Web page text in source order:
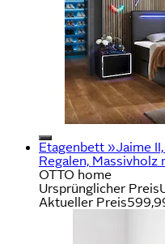
Etagenbett »Jaime
Regalen, Massivholz
OTTO home
Ursprünglicher Preis
Aktueller Preis